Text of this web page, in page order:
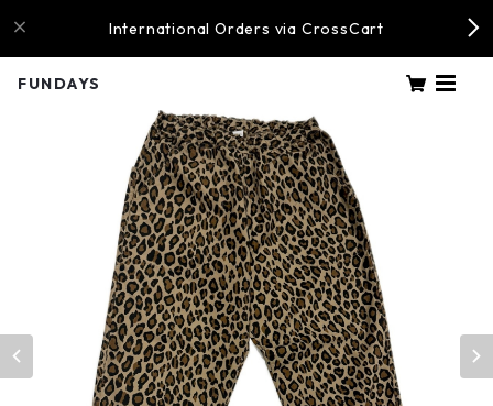
International Orders via CrossCart
FUNDAYS